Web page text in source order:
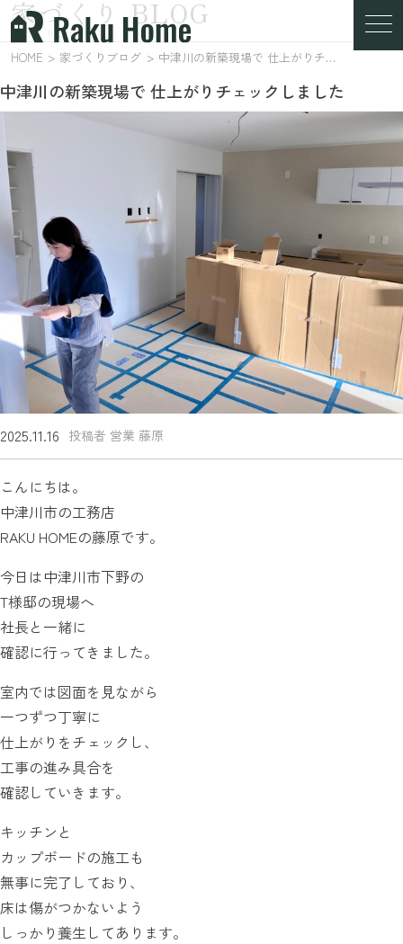
家づくりブログ
家づくり BLOG
HOME 家づくりブログ 中津川の新築現場で 仕上がりチェックしました
中津川の新築現場で 仕上がりチェックしました
2025.11.16 投稿者 営業 藤原
こんにちは。
中津川市の工務店
RAKU HOMEの藤原です。
今日は中津川市下野の
T様邸の現場へ
社長と一緒に
確認に行ってきました。
室内では図面を見ながら
一つずつ丁寧に
仕上がりをチェックし、
工事の進み具合を
確認していきます。
キッチンと
カップボードの施工も
無事に完了しており、
床は傷がつかないよう
しっかり養生してあります。